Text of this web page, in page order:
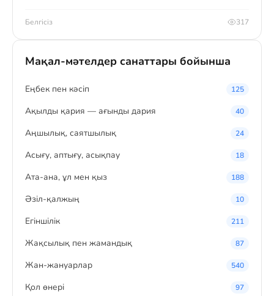
Белгісіз 317
Мақал-мәтелдер санаттары бойынша
Eңбек пен кәсіп 125
Ақылды қария — ағынды дария 40
Аңшылық, саятшылық 24
Асығу, аптығу, асықпау 18
Ата-ана, ұл мен қыз 188
Әзіл-қалжың 10
Егіншілік 211
Жақсылық пен жамандық 87
Жан-жануарлар 540
Қол өнері 97